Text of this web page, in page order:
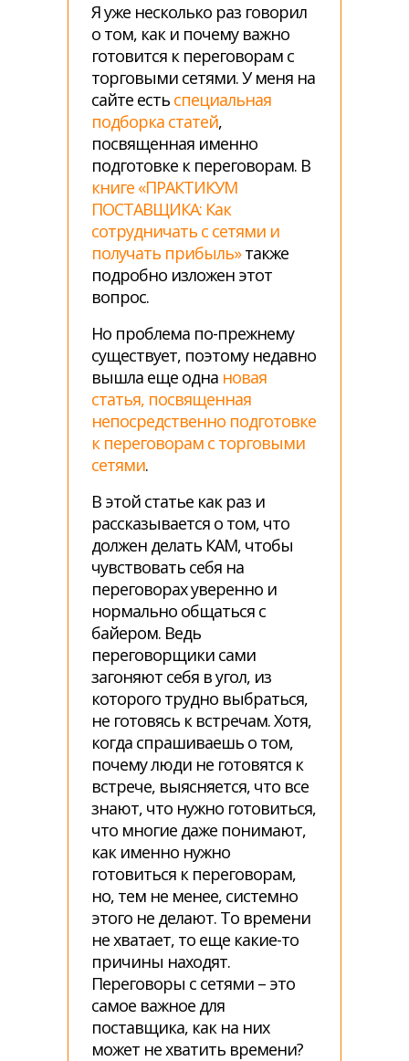
Я уже несколько раз говорил
о том, как и почему важно
готовится к переговорам с
торговыми сетями. У меня на
сайте есть специальная
подборка статей,
посвященная именно
подготовке к переговорам. В
книге «ПРАКТИКУМ
ПОСТАВЩИКА: Как
сотрудничать с сетями и
получать прибыль»также
подробно изложен этот
вопрос.
Но проблема по-прежнему
существует, поэтому недавно
вышла еще одна новая
статья, посвященная
непосредственно подготовке
к переговорам с торговыми
сетями.
В этой статье как раз и
рассказывается о том, что
должен делать КАМ, чтобы
чувствовать себя на
переговорах уверенно и
нормально общаться с
байером. Ведь
переговорщики сами
загоняют себя в угол, из
которого трудно выбраться,
не готовясь к встречам. Хотя,
когда спрашиваешь о том,
почему люди не готовятся к
встрече, выясняется, что все
знают, что нужно готовиться,
что многие даже понимают,
как именно нужно
готовиться к переговорам,
но, тем не менее, системно
этого не делают. То времени
не хватает, то еще какие-то
причины находят.
Переговоры с сетями – это
самое важное для
поставщика, как на них
может не хватить времени?